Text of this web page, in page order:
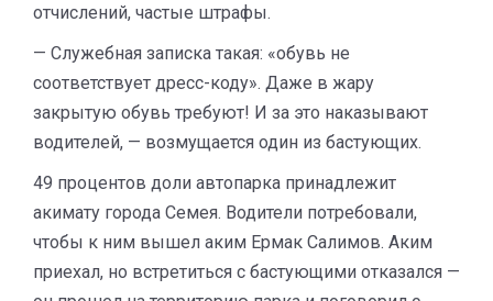
отчислений, частые штрафы.
— Служебная записка такая: «обувь не
соответствует дресс-коду». Даже в жару
закрытую обувь требуют! И за это наказывают
водителей, — возмущается один из бастующих.
49 процентов доли автопарка принадлежит
акимату города Семея. Водители потребовали,
чтобы к ним вышел аким Ермак Салимов. Аким
приехал, но встретиться с бастующими отказался —